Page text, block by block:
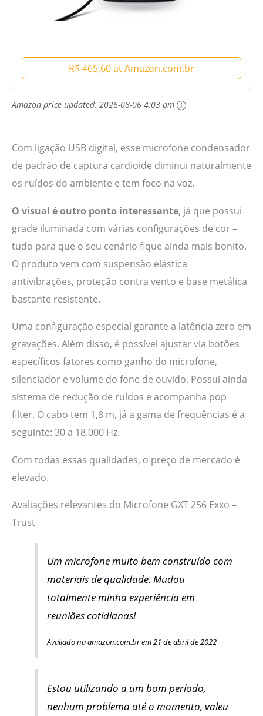
R$ 465,60 at Amazon.com.br
Amazon price updated: 2026-08-06 4:03 pm
Com ligação USB digital, esse microfone condensador
de padrão de captura cardioide diminui naturalmente
os ruídos do ambiente e tem foco na voz.
O visual é outro ponto interessante, já que possui
grade iluminada com várias configurações de cor –
tudo para que o seu cenário fique ainda mais bonito.
O produto vem com suspensão elástica
antivibrações, proteção contra vento e base metálica
bastante resistente.
Uma configuração especial garante a latência zero em
gravações. Além disso, é possível ajustar via botões
específicos fatores como ganho do microfone,
silenciador e volume do fone de ouvido. Possui ainda
sistema de redução de ruídos e acompanha pop
filter. O cabo tem 1,8 m, já a gama de frequências é a
seguinte: 30 a 18.000 Hz.
Com todas essas qualidades, o preço de mercado é
elevado.
Avaliações relevantes do Microfone GXT 256 Exxo –
Trust
Um microfone muito bem construído com
materiais de qualidade. Mudou
totalmente minha experiência em
reuniões cotidianas!
Avaliado na amazon.com.br em 21 de abril de 2022
Estou utilizando a um bom período,
nenhum problema até o momento, valeu